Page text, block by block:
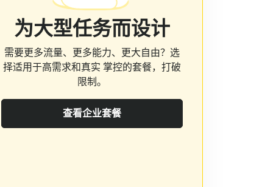
为大型任务而设计
需要更多流量、更多能力、更大自由？选
择适用于高需求和真实 掌控的套餐，打破
限制。
查看企业套餐